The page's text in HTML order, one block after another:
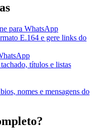
para WhatsApp
E.164 e gere links do
títulos e listas
nomes e mensagens do